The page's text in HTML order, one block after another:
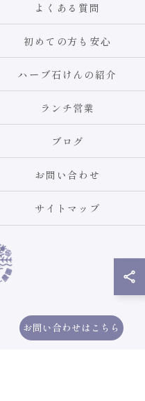
お問い合わせはこちら
よくある質問
初めての方も安心
ハーブ石けんの紹介
ランチ営業
ブログ
お問い合わせ
サイトマップ
ズマリー農園KOBE ALL RIGHTS